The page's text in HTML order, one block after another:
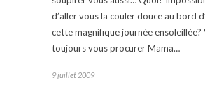
d’aller vous la couler douce au bord
cette magnifique journée ensoleillée?
toujours vous procurer Mama…
9 juillet 2009